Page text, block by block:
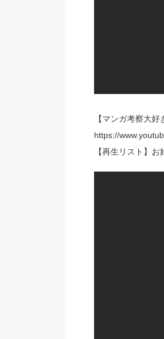
【マンガ考察大
https://
【再生リスト】